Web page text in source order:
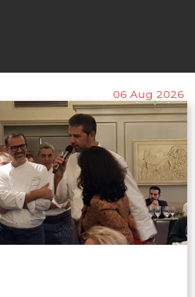
06 Aug 2026